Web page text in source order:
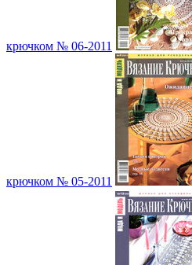
крючком № 06-2011
крючком № 05-2011